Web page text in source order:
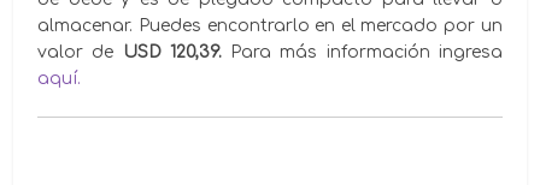
almacenar. Puedes encontrarlo en el mercado por un
valor de
USD 120,39.Para más información ingresa
aquí.